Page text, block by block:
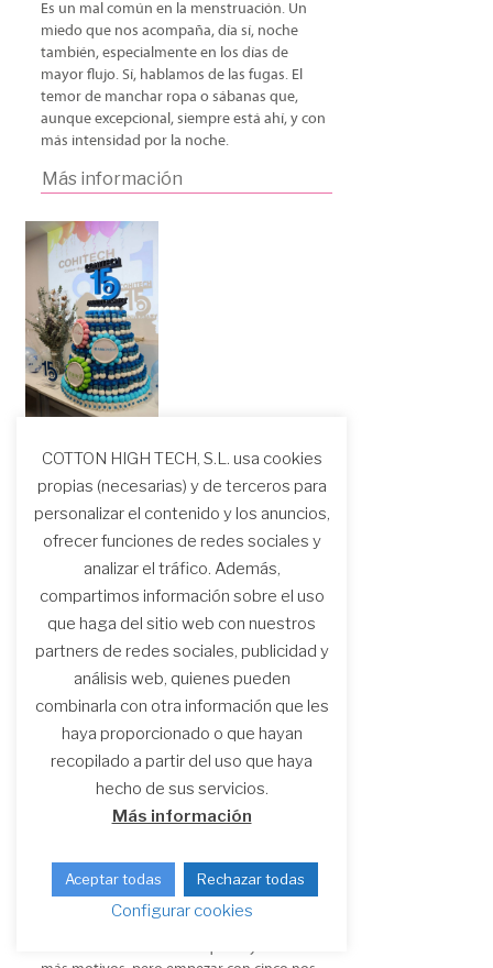
Es un mal común en la menstruación. Un
miedo que nos acompaña, día sí, noche
también, especialmente en los días de
mayor flujo. Sí, hablamos de las fugas. El
temor de manchar ropa o sábanas que,
aunque excepcional, siempre está ahí, y con
más intensidad por la noche.
Más información
referente en higiene femenina
sostenible
Cohitech cumple 15 años como líder de un
profundo movimiento que no solo ha
cambiado los lineales del mercado sino
también la conciencia de cada vez más
personas, mujeres y hombres.
Más información
5 motivos por los que deberías
llevar la braguita menstrual
COTTON HIGH TECH, S.L. usa cookies
propias (necesarias) y de terceros para
personalizar el contenido y los anuncios,
ofrecer funciones de redes sociales y
analizar el tráfico. Además,
compartimos información sobre el uso
que haga del sitio web con nuestros
partners de redes sociales, publicidad y
análisis web, quienes pueden
combinarla con otra información que les
haya proporcionado o que hayan
recopilado a partir del uso que haya
hecho de sus servicios.
Más información
Aceptar todas Rechazar todas
Configurar cookies